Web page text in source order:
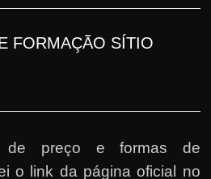
FORMAÇÃO SÍTIO
de preço e formas de
o link da página oficial no